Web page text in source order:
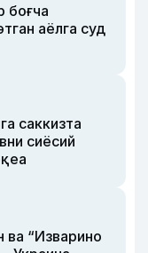
боғча
аёлга суд
саккизта
сиёсий
ва “Изварино